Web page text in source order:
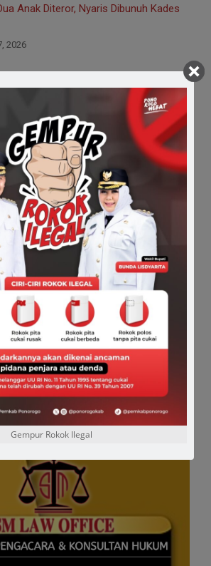
Anak Diteror, Nyaris Dibunuh Kades
2026
2026
Tunjangan Perumahan DPRD, Sunarto
Panggilan Kejaksaan
2026
Kesehatan “Naruto” Tak Penuhi
Kejaksaan
2026
Wanita Korban Penganiayaan
Lapor Polisi
2026
Gempur Rokok Ilegal